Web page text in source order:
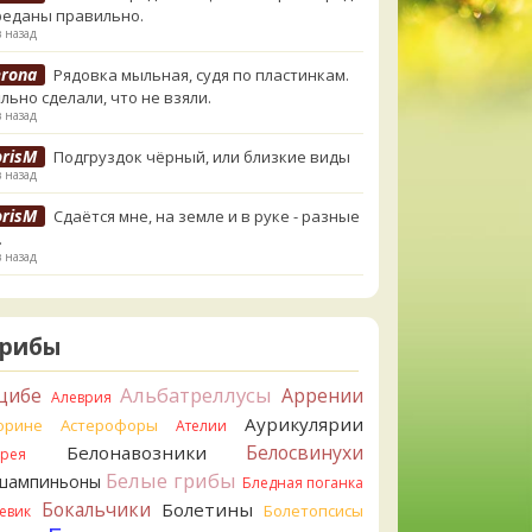
правильно.
назад
Рядовка мыльная, судя по пластинкам.
сделали, что не взяли.
назад
Подгруздок чёрный, или близкие виды
назад
Сдаётся мне, на земле и в руке - разные
назад
Вони не было, но вода и гриб при варке
желтеть. Выкинул. Большое спасибо.
назад
назад
Да. Но они не все безоговорочно
назад
В следующий раз вырвите его
Алеврия Альбатреллусы Аррении
Астерофоры Ателии Аурикулярии
Белонавозники Белосвинухи
Белые грибы Бледная поганка
Бокальчики Болетины Болетопсисы